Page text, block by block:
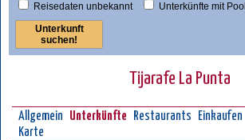
Reisedaten unbekannt Unterkünfte mit Pool
Tijarafe La Punta
Allgemein Unterkünfte Restaurants Einkaufen
Karte